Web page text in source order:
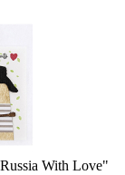
With Love"